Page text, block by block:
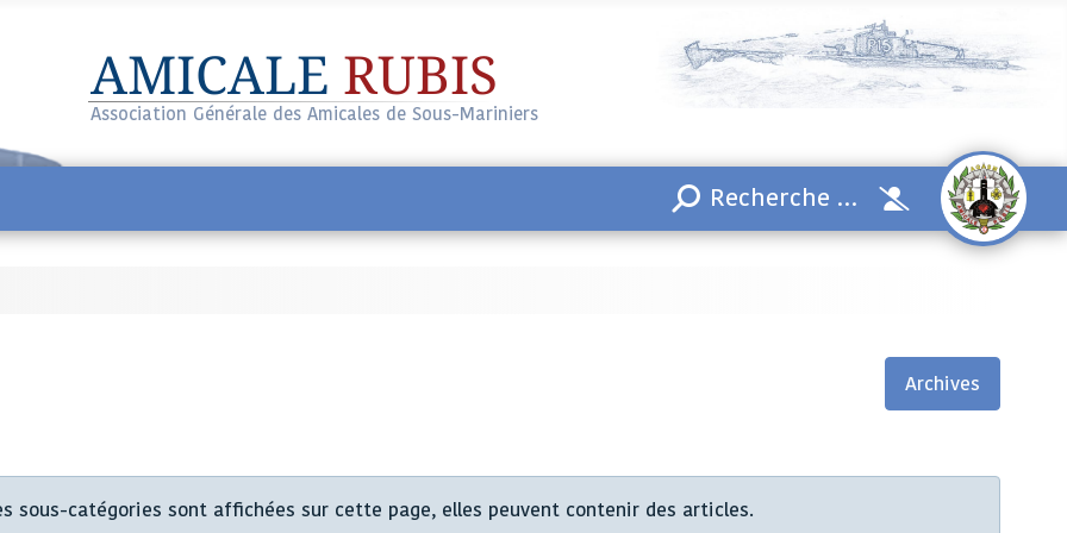
AMICALE RUBIS
Association Générale des Amicales de Sous-Mariniers
Archives
sous-catégories sont affichées sur cette page, elles peuvent contenir des articles.